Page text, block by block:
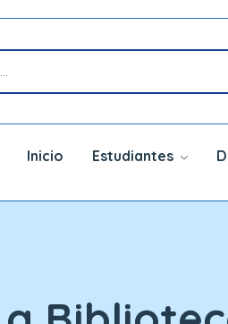
Inicio Estudiantes